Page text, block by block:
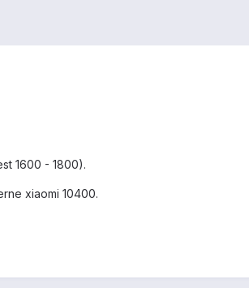
1600 - 1800).
xiaomi 10400.